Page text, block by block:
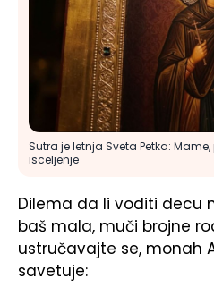
Sutra je letnja Sveta Petka:
isceljenje
Dilema da li voditi decu
baš mala, muči brojne
ustručavajte se, monah
savetuje: